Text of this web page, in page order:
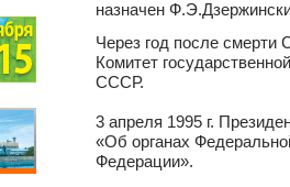
назначен
Через год после смерти
Комитет
СССР.
3 апреля 1995 г.
«Об органах
Федерации».